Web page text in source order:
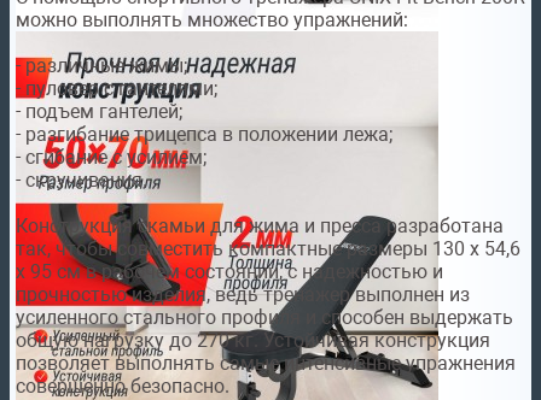
можно выполнять множество упражнений:
- различные жимы;
- пуловер с гантелями;
- подъем гантелей;
- разгибание трицепса в положении лежа;
- сгибание с усилием;
- скручивания.
Конструкция скамьи для жима и пресса разработана
так, чтобы совместить компактные размеры 130 x 54,6
x 95 см в рабочем состоянии, с надежностью и
прочностью изделия, ведь тренажер выполнен из
усиленного стального профиля и способен выдержать
общую нагрузку до 270 кг. Устойчивая конструкция
позволяет выполнять самые интенсивные упражнения
совершенно безопасно.